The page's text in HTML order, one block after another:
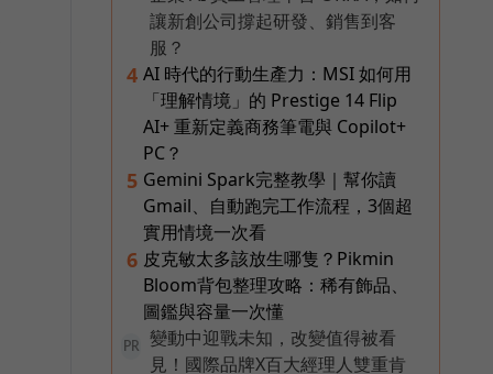
讓新創公司撐起研發、銷售到客
服？
4 AI 時代的行動生產力：MSI 如何用
「理解情境」的 Prestige 14 Flip
AI+ 重新定義商務筆電與 Copilot+
PC？
5 Gemini Spark完整教學｜幫你讀
Gmail、自動跑完工作流程，3個超
實用情境一次看
6 皮克敏太多該放生哪隻？Pikmin
Bloom背包整理攻略：稀有飾品、
圖鑑與容量一次懂
PR
變動中迎戰未知，改變值得被看
見！國際品牌X百大經理人雙重肯